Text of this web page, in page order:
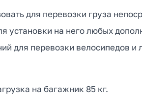
для перевозки груза
установки на него любых
для перевозки велосипедов и
на багажник 85 кг.